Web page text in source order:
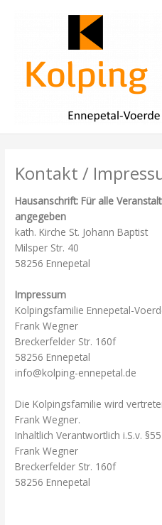
Kontakt /
Hausanschrift: Für alle
angegeben
kath. Kirche St. Johann Baptist
Milsper Str. 40
58256 Ennepetal
Impressum
Kolpingsfamilie Ennepetal-
Frank Wegner
Breckerfelder Str. 160f
58256 Ennepetal
info@kolping-ennepetal.de
Die Kolpingsfamilie wird
Frank Wegner.
Inhaltlich Verantwortlich i.S.v.
Frank Wegner
Breckerfelder Str. 160f
58256 Ennepetal